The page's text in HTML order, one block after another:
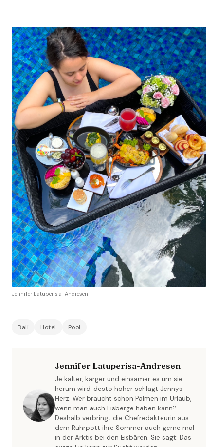
Jennifer Latuperisa-Andresen
Bali Hotel Pool
Jennifer Latuperisa-Andresen
Je kälter, karger und einsamer es um sie
herum wird, desto höher schlägt Jennys
Herz. Wer braucht schon Palmen im Urlaub,
wenn man auch Eisberge haben kann?
Deshalb verbringt die Chefredakteurin aus
dem Ruhrpott ihre Sommer auch gerne mal
in der Arktis bei den Eisbären. Sie sagt: Das